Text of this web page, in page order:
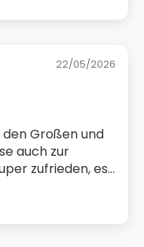
22/05/2026
Großen und
auch zur
zufrieden, es...